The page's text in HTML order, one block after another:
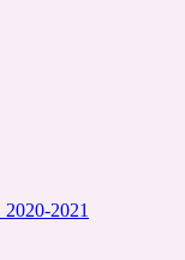
2020-2021